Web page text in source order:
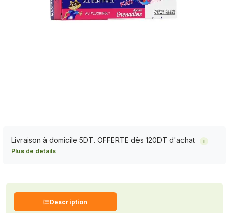
Livraison à domicile 5DT. OFFERTE dès 120DT d'achat i
Plus de details
Description